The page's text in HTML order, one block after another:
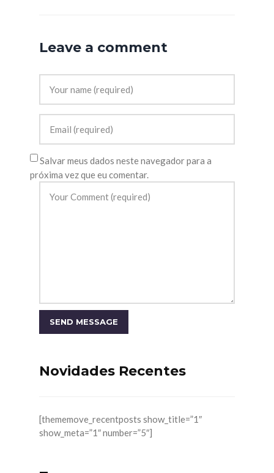
Leave a comment
Salvar meus dados neste navegador para a
próxima vez que eu comentar.
Novidades Recentes
[thememove_recentposts show_title=”1″
show_meta=”1″ number=”5″]